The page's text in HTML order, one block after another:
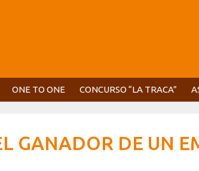
ONE TO ONE CONCURSO “LA TRACA”
GANADOR DE UN